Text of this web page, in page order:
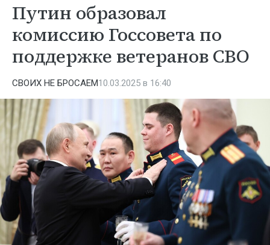
Путин образовал
комиссию Госсовета по
поддержке ветеранов СВО
СВОИХ НЕ БРОСАЕМ10.03.2025 в 16:40